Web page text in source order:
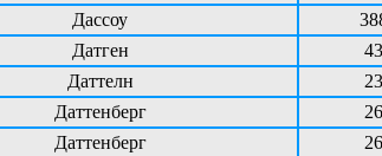
Дассоу
Датген
Даттелн
Даттенберг
Даттенберг